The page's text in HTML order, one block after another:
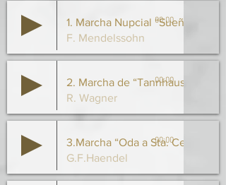
1. Marcha Nupcial “Sueño de
F. Mendelssohn
00:00
2. Marcha de “Tannhauser”
R. Wagner
00:00
3.Marcha “Oda a Sta. Cecilia”
G.F.Haendel
00:00